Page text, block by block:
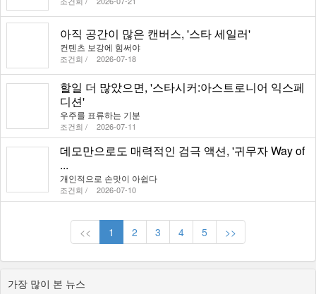
아직 공간이 많은 캔버스, '스타 세일러'
컨텐츠 보강에 힘써야
조건희 / 2026-07-18
할일 더 많았으면, '스타시커:아스트로니어 익스페
디션'
우주를 표류하는 기분
조건희 / 2026-07-11
데모만으로도 매력적인 검극 액션, '귀무자 Way of
...
개인적으로 손맛이 아쉽다
조건희 / 2026-07-10
<< 1 2 3 4 5 >>
가장 많이 본 뉴스